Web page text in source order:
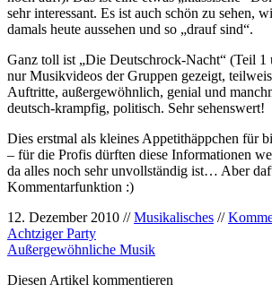
sehr interessant. Es ist auch schön zu sehen,
damals heute aussehen und so „drauf sind“.
Ganz toll ist „Die Deutschrock-Nacht“ (Teil 1
nur Musikvideos der Gruppen gezeigt,
Auftritte, außergewöhnlich, genial und
deutsch-krampfig, politisch. Sehr sehenswert!
Dies erstmal als kleines Appetithäppchen für
– für die Profis dürften diese Informationen
da alles noch sehr unvollständig ist… Aber
Kommentarfunktion :)
12. Dezember 2010 //Musikalisches //
Achtziger Party
Außergewöhnliche Musik
Diesen Artikel kommentieren